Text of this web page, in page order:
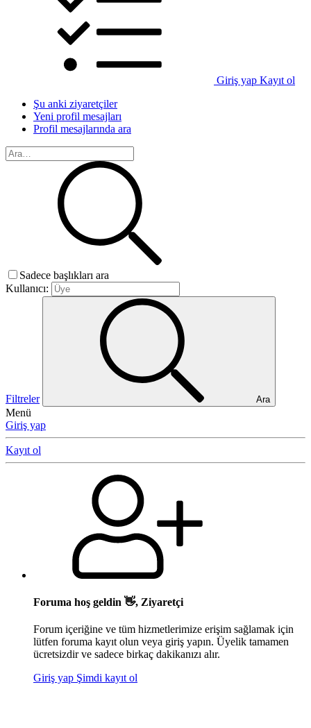
Giriş yap Kayıt ol
Şu anki ziyaretçiler
Yeni profil mesajları
Profil mesajlarında ara
Sadece başlıkları ara
Kullanıcı:
Filtreler Ara
Menü
Giriş yap
Kayıt ol
Foruma hoş geldin 👋, Ziyaretçi
Forum içeriğine ve tüm hizmetlerimize erişim sağlamak için
lütfen foruma kayıt olun veya giriş yapın. Üyelik tamamen
ücretsizdir ve sadece birkaç dakikanızı alır.
Giriş yap Şimdi kayıt ol